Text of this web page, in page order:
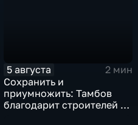
5 августа
2 мин
Сохранить и
приумножить: Тамбов
благодарит строителей за